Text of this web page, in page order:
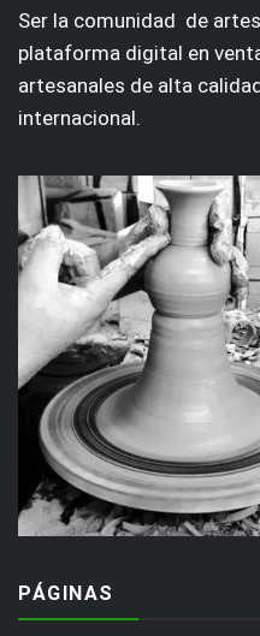
Ser la comunidad de
plataforma digital en
artesanales de alta
internacional.
PÁGINAS